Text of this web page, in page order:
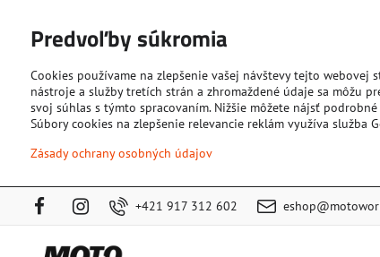
+421 917 312 602
Predvoľby súkromia
Cookies používame na zlepšenie vašej návštevy tejto
nástroje a služby tretích strán a zhromaždené údaje sa môžu
svoj súhlas s týmto spracovaním. Nižšie môžete nájsť
Súbory cookies na zlepšenie relevancie reklám využíva služba
Zásady ochrany osobných údajov